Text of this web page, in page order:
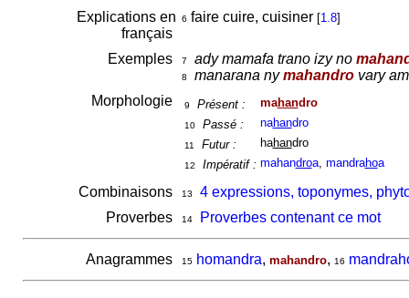
Explications en
français
6 faire cuire, cuisiner [1.8]
Exemples 7 ady mamafa trano izy no
8 manarana nymahandrovary
Morphologie
9 Présent : mahandro
10 Passé : nahandro
11 Futur : hahandro
12 Impératif : mahandroa, mandrahoa
Combinaisons 13
4 expressions, toponymes,
Proverbes
14 Proverbes contenant ce mot
Anagrammes 15 homandra, mahandro, 16